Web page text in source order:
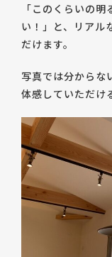
「このくらいの
い！」と、リアル
だけます。
写真では分からな
体感していただけ